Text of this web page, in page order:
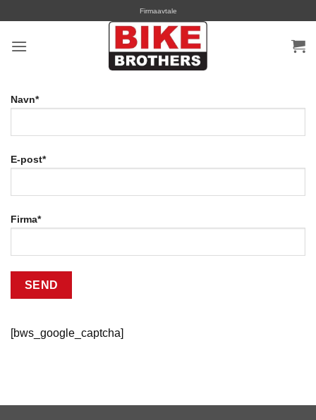
content
Firmaavtale
Navn*
E-post*
Firma*
[bws_google_captcha]